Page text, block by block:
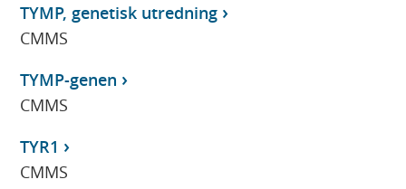
TYMP, genetisk utredning
CMMS
TYMP-genen
CMMS
TYR1
CMMS